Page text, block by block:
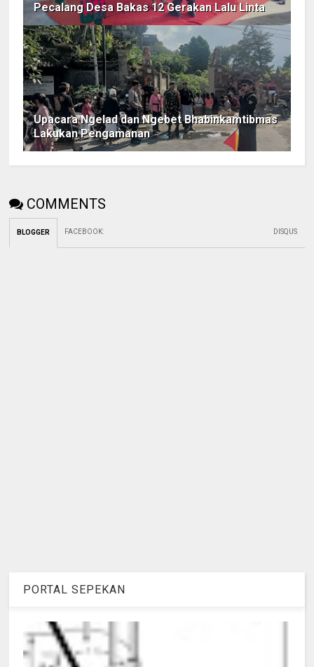
Pecalang Desa Bakas 12 Gerakan Lalu Linta
Upacara Ngelad dan Ngebet Bhabinkamtibmas
Lakukan Pengamanan
COMMENTS
BLOGGER FACEBOOK: DISQUS
PORTAL SEPEKAN